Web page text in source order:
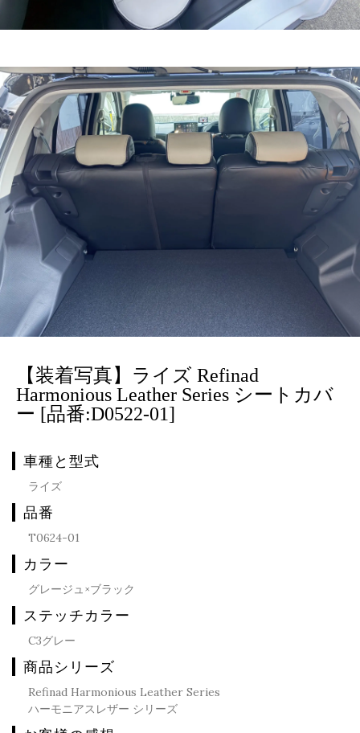
【装着写真】ライズ Refinad
Harmonious Leather Series シートカバ
ー [品番:D0522-01]
車種と型式
ライズ
品番
T0624-01
カラー
グレージュ×ブラック
ステッチカラー
C3グレー
商品シリーズ
Refinad Harmonious Leather Series
ハーモニアスレザー シリーズ